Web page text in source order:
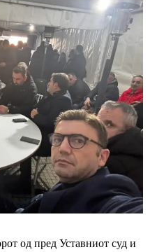
од пред Уставниот суд и